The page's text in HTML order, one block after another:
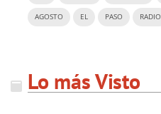
AGOSTO EL PASO RADIO
Lo más Visto